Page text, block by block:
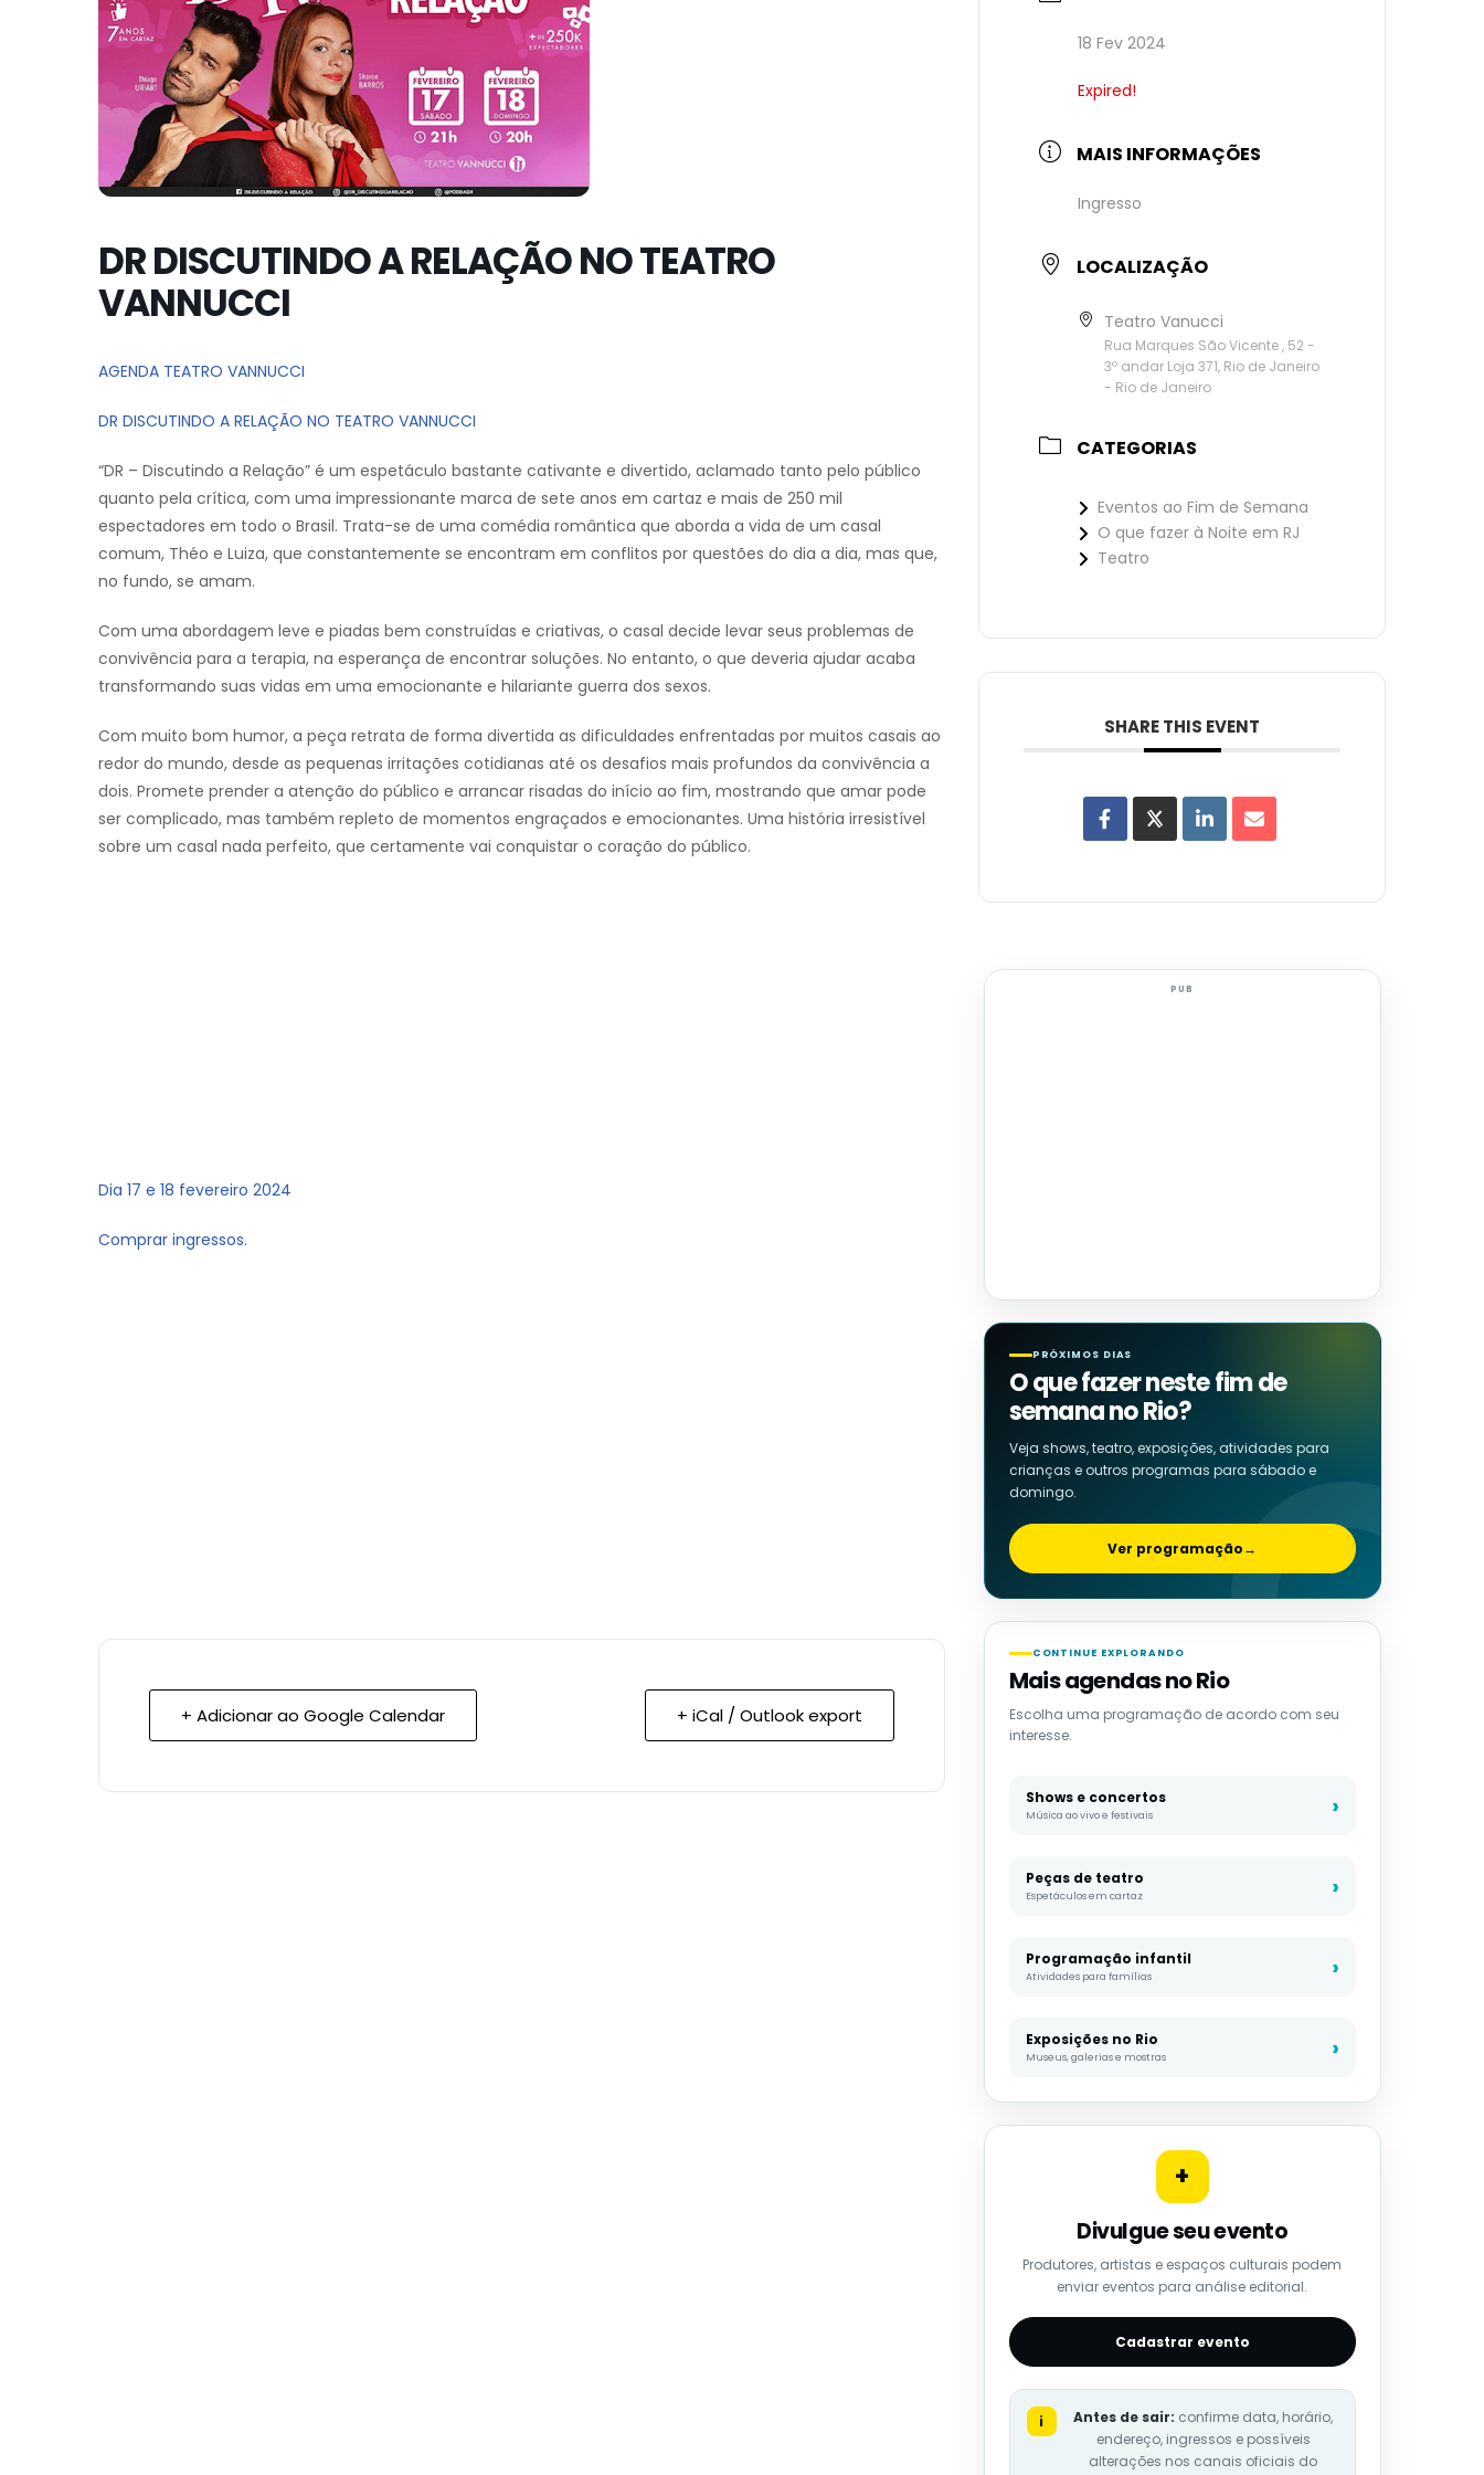
DR DISCUTINDO A RELAÇÃO NO TEATRO
VANNUCCI
AGENDA TEATRO VANNUCCI
DR DISCUTINDO A RELAÇÃO NO TEATRO VANNUCCI
“DR – Discutindo a Relação” é um espetáculo bastante cativante e divertido, aclamado tanto pelo público
quanto pela crítica, com uma impressionante marca de sete anos em cartaz e mais de 250 mil
espectadores em todo o Brasil. Trata-se de uma comédia romântica que aborda a vida de um casal
comum, Théo e Luiza, que constantemente se encontram em conflitos por questões do dia a dia, mas que,
no fundo, se amam.
Com uma abordagem leve e piadas bem construídas e criativas, o casal decide levar seus problemas de
convivência para a terapia, na esperança de encontrar soluções. No entanto, o que deveria ajudar acaba
transformando suas vidas em uma emocionante e hilariante guerra dos sexos.
Com muito bom humor, a peça retrata de forma divertida as dificuldades enfrentadas por muitos casais ao
redor do mundo, desde as pequenas irritações cotidianas até os desafios mais profundos da convivência a
dois. Promete prender a atenção do público e arrancar risadas do início ao fim, mostrando que amar pode
ser complicado, mas também repleto de momentos engraçados e emocionantes. Uma história irresistível
sobre um casal nada perfeito, que certamente vai conquistar o coração do público.
Dia 17 e 18 fevereiro 2024
Comprar ingressos.
+ Adicionar ao Google Calendar + iCal / Outlook export
18 Fev 2024
Expired!
MAIS INFORMAÇÕES
Ingresso
LOCALIZAÇÃO
Teatro Vanucci
Rua Marques São Vicente , 52 -
3º andar Loja 371, Rio de Janeiro
- Rio de Janeiro
CATEGORIAS
Eventos ao Fim de Semana
O que fazer à Noite em RJ
Teatro
SHARE THIS EVENT
PUB
PRÓXIMOS DIAS
O que fazer neste fim de
semana no Rio?
Veja shows, teatro, exposições, atividades para
crianças e outros programas para sábado e
domingo.
Ver programação→
CONTINUE EXPLORANDO
Mais agendas no Rio
Escolha uma programação de acordo com seu
interesse.
Shows e concertos
Música ao vivo e festivais
Peças de teatro
Espetáculos em cartaz
Programação infantil
Atividades para famílias
Exposições no Rio
Museus, galerias e mostras
+
Divulgue seu evento
Produtores, artistas e espaços culturais podem
enviar eventos para análise editorial.
Cadastrar evento
i Antes de sair: confirme data, horário,
endereço, ingressos e possíveis
alterações nos canais oficiais do